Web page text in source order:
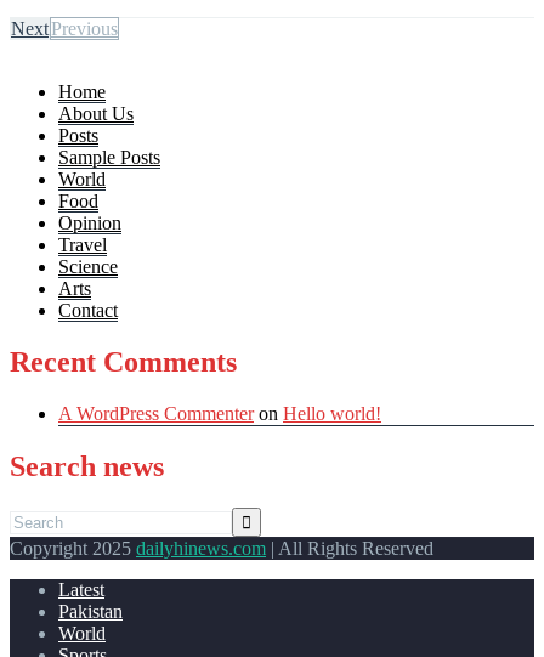
NextPrevious
Home
About Us
Posts
Sample Posts
World
Food
Opinion
Travel
Science
Arts
Contact
Recent Comments
A WordPress Commenteron Hello world!
Search news
Copyright 2025 dailyhinews.com | All Rights Reserved
Latest
Pakistan
World